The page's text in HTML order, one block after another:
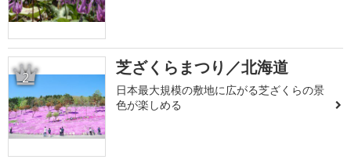
2 芝ざくらまつり／北海道
日本最大規模の敷地に広がる芝ざくらの景
色が楽しめる